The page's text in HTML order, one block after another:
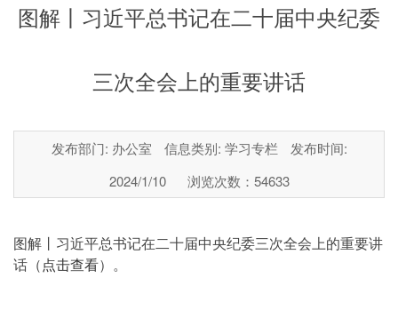
图解丨习近平总书记在二十届中央纪委
三次全会上的重要讲话
发布部门: 办公室 信息类别: 学习专栏
发布时间:
2024/1/10
浏览次数： 54633
图解丨习近平总书记在二十届中央纪委三次全会上的重要讲
话 （ 点击查看）。